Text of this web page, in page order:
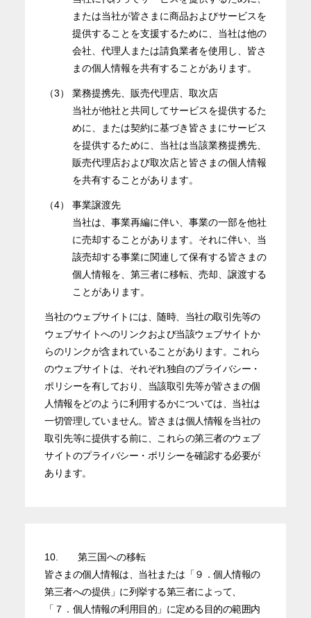
または当社が皆さまに商品およびサービスを
提供することを支援するために、当社は他の
会社、代理人または請負業者を使用し、皆さ
まの個人情報を共有することがあります。
（3）
業務提携先、販売代理店、取次店
当社が他社と共同してサービスを提供するた
めに、または契約に基づき皆さまにサービス
を提供するために、当社は当該業務提携先、
販売代理店および取次店と皆さまの個人情報
を共有することがあります。
（4）
事業譲渡先
当社は、事業再編に伴い、事業の一部を他社
に売却することがあります。それに伴い、当
該売却する事業に関連して保有する皆さまの
個人情報を、第三者に移転、売却、譲渡する
ことがあります。
当社のウェブサイトには、随時、当社の取引先等の
ウェブサイトへのリンクおよび当該ウェブサイトか
らのリンクが含まれていることがあります。これら
のウェブサイトは、それぞれ独自のプライバシー・
ポリシーを有しており、当該取引先等が皆さまの個
人情報をどのように利用するかについては、当社は
一切管理していません。皆さまは個人情報を当社の
取引先等に提供する前に、これらの第三者のウェブ
サイトのプライバシー・ポリシーを確認する必要が
あります。
10.
第三国への移転
皆さまの個人情報は、当社または「９．個人情報の
第三者への提供」に列挙する第三者によって、
「７．個人情報の利用目的」に定める目的の範囲内